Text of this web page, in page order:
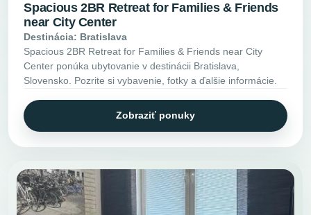
Spacious 2BR Retreat for Families & Friends
near City Center
Destinácia: Bratislava
Spacious 2BR Retreat for Families & Friends near City
Center ponúka ubytovanie v destinácii Bratislava,
Slovensko. Pozrite si vybavenie, fotky a ďalšie informácie.
Zobraziť ponuky